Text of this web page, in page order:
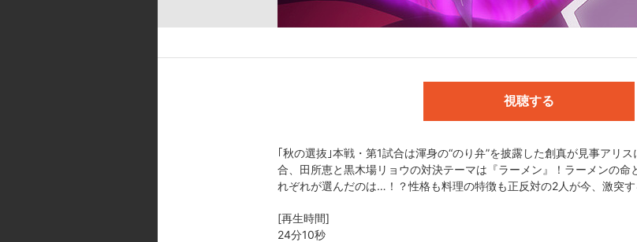
キャスト ／ スタッフ
江夏樹／新戸緋沙子:大西沙織／薙切アリス:赤﨑千夏／美作 昴:安元洋貴
ターデザイン:下谷智之／音響監督:明田川 仁／音楽:加藤達也／オープニングテーマ
テーマ:nano.RIPE 『スノードロップ』／アニメーション制作:J.C.STAFF／製作:遠月学園動
視聴する
｢秋の選抜｣本戦・第1試合は渾身の“のり弁”を披露した創真が見事アリ
合、田所恵と黒木場リョウの対決テーマは『ラーメン』！ラーメンの命
れぞれが選んだのは…！？性格も料理の特徴も正反対の2人が今、激突す
[再生時間]
24分10秒